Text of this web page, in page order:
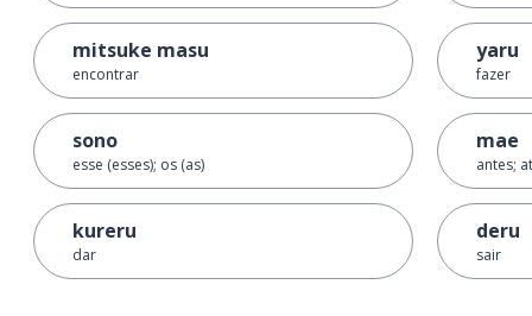
mitsuke masu
encontrar
sono
esse (esses); os (as)
kureru
dar
yaru
fazer
mae
antes;
deru
sair